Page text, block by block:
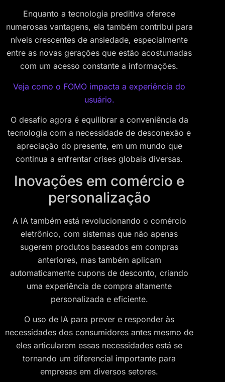
Enquanto a tecnologia preditiva oferece
numerosas vantagens, ela também contribui para
níveis crescentes de ansiedade, especialmente
entre as novas gerações que estão acostumadas
com um acesso constante a informações.
Veja como o FOMO impacta a experiência do
usuário.
O desafio agora é equilibrar a conveniência da
tecnologia com a necessidade de desconexão e
apreciação do presente, em um mundo que
continua a enfrentar crises globais diversas.
Inovações em comércio e
personalização
A IA também está revolucionando o comércio
eletrônico, com sistemas que não apenas
sugerem produtos baseados em compras
anteriores, mas também aplicam
automaticamente cupons de desconto, criando
uma experiência de compra altamente
personalizada e eficiente.
O uso de IA para prever e responder às
necessidades dos consumidores antes mesmo de
eles articularem essas necessidades está se
tornando um diferencial importante para
empresas em diversos setores.